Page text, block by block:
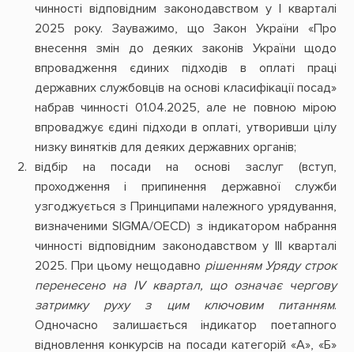
чинності відповідним законодавством у І кварталі
2025 року. Зауважимо, що Закон України «Про
внесення змін до деяких законів України щодо
впровадження єдиних підходів в оплаті праці
державних службовців на основі класифікації посад»
набрав чинності 01.04.2025, але не повною мірою
впроваджує єдині підходи в оплаті, утворивши цілу
низку винятків для деяких державних органів;
відбір на посади на основі заслуг (вступ,
проходження і припинення державної служби
узгоджується з Принципами належного урядування,
визначеними SIGMA/OECD) з індикатором набрання
чинності відповідним законодавством у ІІІ кварталі
2025. При цьому нещодавно рішенням Уряду строк
перенесено на IV квартал, що означає чергову
затримку руху з цим ключовим питанням.
Одночасно залишається індикатор поетапного
відновлення конкурсів на посади категорій «А», «Б»